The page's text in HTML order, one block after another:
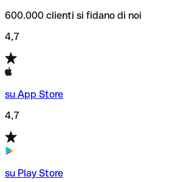
600.000 clienti si fidano di noi
4,7
su App Store
4,7
su Play Store